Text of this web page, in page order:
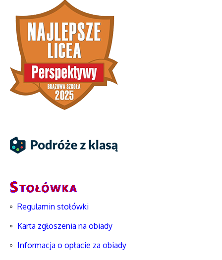
Regulamin stołówki
Karta zgłoszenia na obiady
Informacja o opłacie za obiady